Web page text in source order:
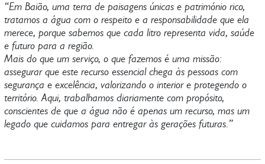
“Em Baião, uma terra de paisagens únicas e património rico,
tratamos a água com o respeito e a responsabilidade que ela
merece, porque sabemos que cada litro representa vida, saúde
e futuro para a região.
Mais do que um serviço, o que fazemos é uma missão:
assegurar que este recurso essencial chega às pessoas com
segurança e excelência, valorizando o interior e protegendo o
território. Aqui, trabalhamos diariamente com propósito,
conscientes de que a água não é apenas um recurso, mas um
legado que cuidamos para entregar às gerações futuras.”